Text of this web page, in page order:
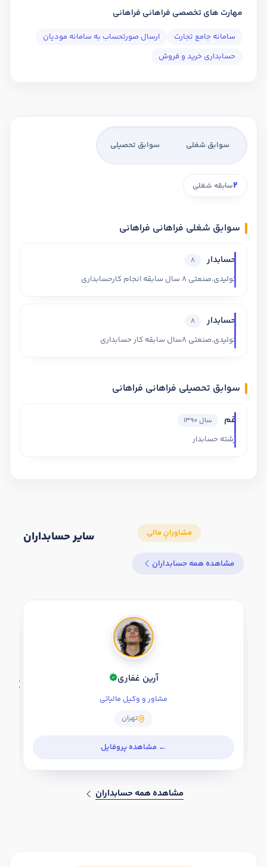
مهارت های تخصصی فراهانی فراهانی
سامانه جامع تجارت
ارسال صورتحساب به سامانه مودیان
حسابداری خرید و فروش
سوابق شغلی سوابق تحصیلی
2سابقه شغلی
سوابق شغلی فراهانی فراهانی
حسابدار 8
تولیدی.صنعتی 8 سال سابقه انجام کارحسابداری
حسابدار 8
تولیدی.صنعتی 8سال سابقه کار حسابداری
سوابق تحصیلی فراهانی فراهانی
قم سال 1390
رشته حسابدار
سایر حسابداران
مشاهده همه حسابداران
آرین غفاری
مشاور و وکیل مالیاتی
تهران
مشاهده همه حسابداران